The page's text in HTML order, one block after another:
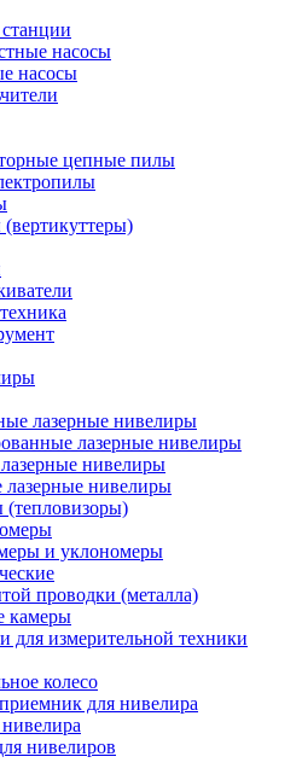
насосы
насосы
цепные пилы
лазерные нивелиры
лазерные нивелиры
нивелиры
нивелиры
(тепловизоры)
и уклономеры
проводки (металла)
камеры
для измерительной техники
колесо
для нивелира
нивелиров